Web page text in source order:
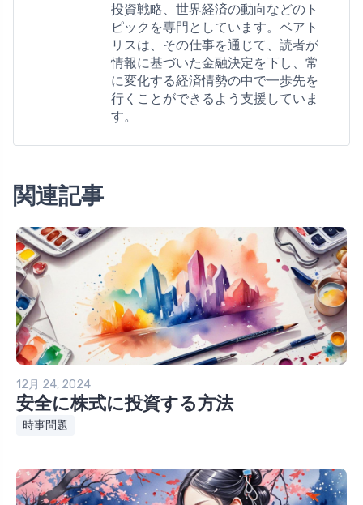
投資戦略、世界経済の動向などのト
ピックを専門としています。ベアト
リスは、その仕事を通じて、読者が
情報に基づいた金融決定を下し、常
に変化する経済情勢の中で一歩先を
行くことができるよう支援していま
す。
関連記事
12月 24, 2024
安全に株式に投資する方法
時事問題